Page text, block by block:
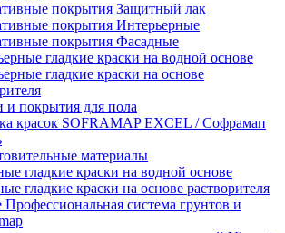
покрытия Защитный лак
покрытия Интерьерные
покрытия Фасадные
гладкие краски на водной основе
гладкие краски на основе
и покрытия для пола
красок SOFRAMAP EXCEL / Софрамап
материалы
гладкие краски на водной основе
гладкие краски на основе растворителя
Профессиональная система грунтов и